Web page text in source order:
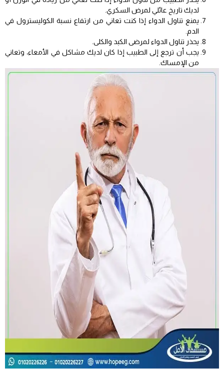
لديك تاريخ عائلي لمرض السكري.
يمنع تناول الدواء إذا كنت تعاني من ارتفاع نسبة الكوليسترول في
الدم.
يحذر تناول الدواء لمرضى الكبد والكلى.
يجب أن ترجع إلى الطبيب إذا كان لديك مشاكل في الأمعاء، وتعاني
من الإمساك.